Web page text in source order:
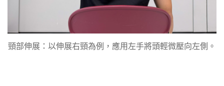
頸部伸展：以伸展右頸為例，應用左手將頭輕微壓向左側。